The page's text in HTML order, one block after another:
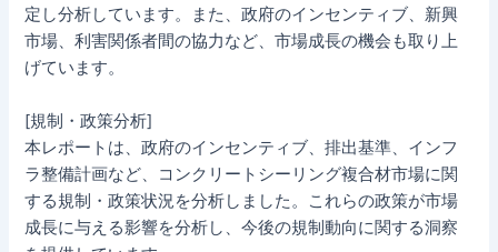
定し分析しています。また、政府のインセンティブ、新興
市場、利害関係者間の協力など、市場成長の機会も取り上
げています。
[規制・政策分析]
本レポートは、政府のインセンティブ、排出基準、インフ
ラ整備計画など、コンクリートシーリング複合材市場に関
する規制・政策状況を分析しました。これらの政策が市場
成長に与える影響を分析し、今後の規制動向に関する洞察